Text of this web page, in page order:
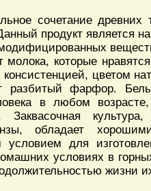
сочетание древних
продукт является
молока, которые
цветом
разбитый фарфор.
в любом
Заквасочная
обладает
для
условиях в
жизни